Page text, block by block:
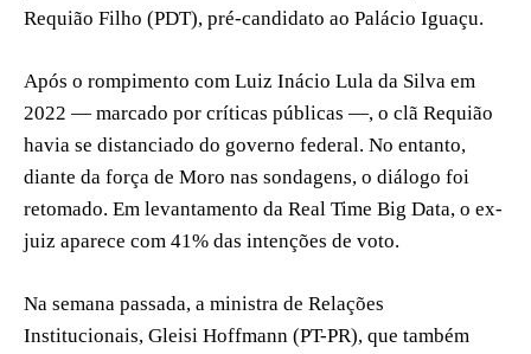
Requião Filho (PDT), pré-candidato ao Palácio Iguaçu.
Após o rompimento com Luiz Inácio Lula da Silva em
2022 — marcado por críticas públicas —, o clã Requião
havia se distanciado do governo federal. No entanto,
diante da força de Moro nas sondagens, o diálogo foi
retomado. Em levantamento da Real Time Big Data, o ex-
juiz aparece com 41% das intenções de voto.
Na semana passada, a ministra de Relações
Institucionais, Gleisi Hoffmann (PT-PR), que também